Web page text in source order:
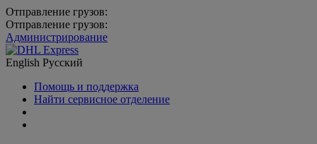
Отправление грузов:
Отправление грузов:
Администрирование
English Русский
Помощь и поддержка
Найти сервисное отделение